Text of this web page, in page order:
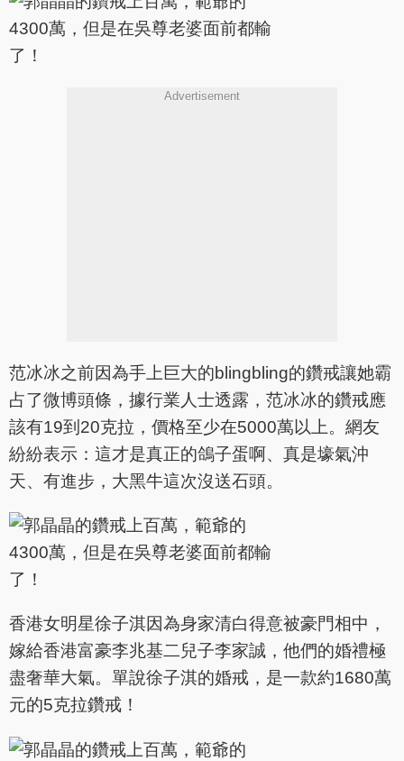
Advertisement
范冰冰之前因為手上巨大的blingbling的鑽戒讓她霸
占了微博頭條，據行業人士透露，范冰冰的鑽戒應
該有19到20克拉，價格至少在5000萬以上。網友
紛紛表示：這才是真正的鴿子蛋啊、真是壕氣沖
天、有進步，大黑牛這次沒送石頭。
香港女明星徐子淇因為身家清白得意被豪門相中，
嫁給香港富豪李兆基二兒子李家誠，他們的婚禮極
盡奢華大氣。單說徐子淇的婚戒，是一款約1680萬
元的5克拉鑽戒！